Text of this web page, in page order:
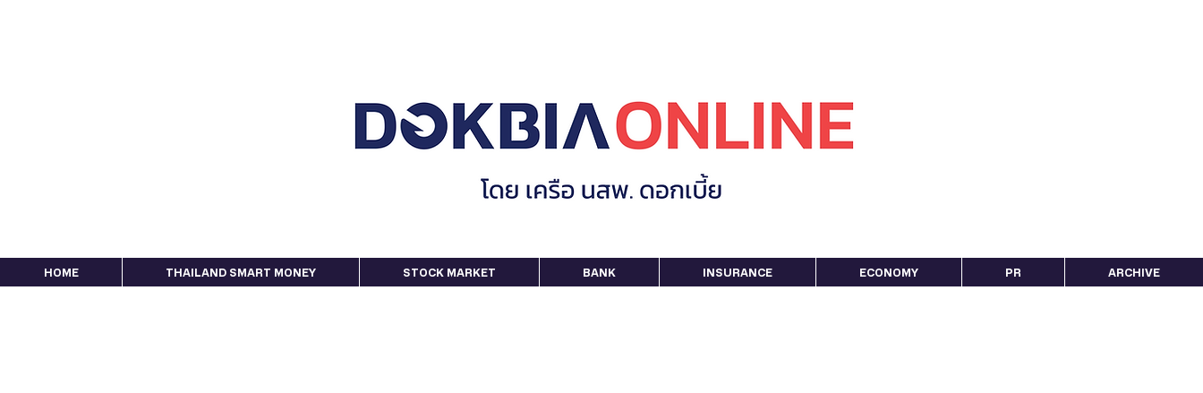
HOME THAILAND SMART MONEY STOCK MARKET BANK INSURANCE ECONOMY PR ARCHIVE